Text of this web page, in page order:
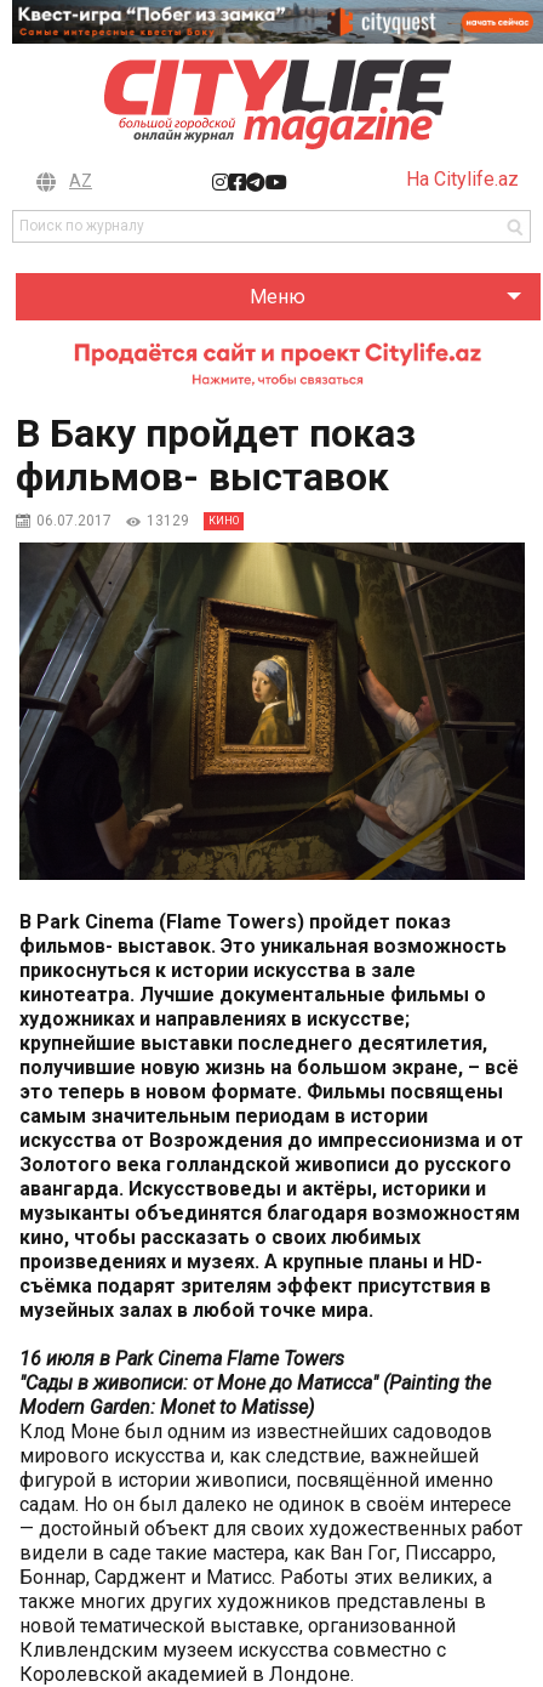
AZ На Citylife.az
Меню
В Баку пройдет показ
фильмов- выставок
06.07.2017 13129 КИНО
В Park Cinema (Flame Towers) пройдет показ
фильмов- выставок. Это уникальная возможность
прикоснуться к истории искусства в зале
кинотеатра. Лучшие документальные фильмы о
художниках и направлениях в искусстве;
крупнейшие выставки последнего десятилетия,
получившие новую жизнь на большом экране, – всё
это теперь в новом формате. Фильмы посвящены
самым значительным периодам в истории
искусства от Возрождения до импрессионизма и от
Золотого века голландской живописи до русского
авангарда. Искусствоведы и актёры, историки и
музыканты объединятся благодаря возможностям
кино, чтобы рассказать о своих любимых
произведениях и музеях. А крупные планы и HD-
съёмка подарят зрителям эффект присутствия в
музейных залах в любой точке мира.
16 июля в Park Cinema Flame Towers
"Сады в живописи: от Моне до Матисса" (Painting the
Modern Garden: Monet to Matisse)
Клод Моне был одним из известнейших садоводов
мирового искусства и, как следствие, важнейшей
фигурой в истории живописи, посвящённой именно
садам. Но он был далеко не одинок в своём интересе
— достойный объект для своих художественных работ
видели в саде такие мастера, как Ван Гог, Писсарро,
Боннар, Сарджент и Матисс. Работы этих великих, а
также многих других художников представлены в
новой тематической выставке, организованной
Кливлендским музеем искусства совместно с
Королевской академией в Лондоне.